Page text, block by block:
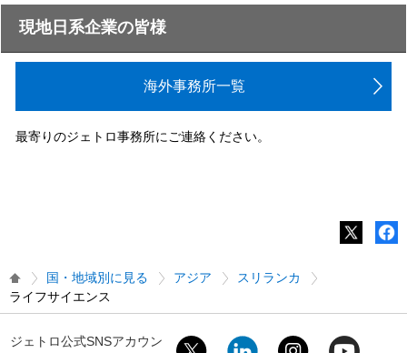
現地日系企業の皆様
海外事務所一覧
最寄りのジェトロ事務所にご連絡ください。
国・地域別に見る アジア
スリランカ
ライフサイエンス
ジェトロ公式SNSアカウン